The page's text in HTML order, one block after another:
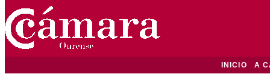
INICIO A